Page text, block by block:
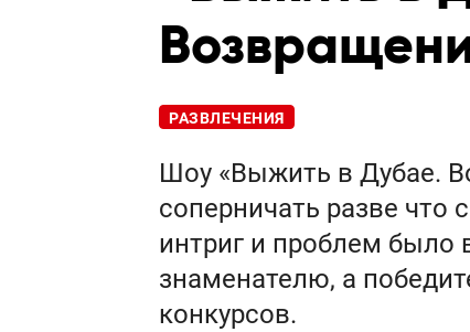
РАЗВЛЕЧЕНИЯ
Шоу «Выжить в Дубае.
соперничать разве что
интриг и проблем было
знаменателю, а
конкурсов.